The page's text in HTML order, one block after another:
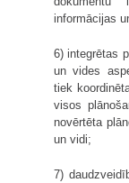
informācijas
6) integrētas
un vides
tiek
visos
novērtēta
un vidi;
7)